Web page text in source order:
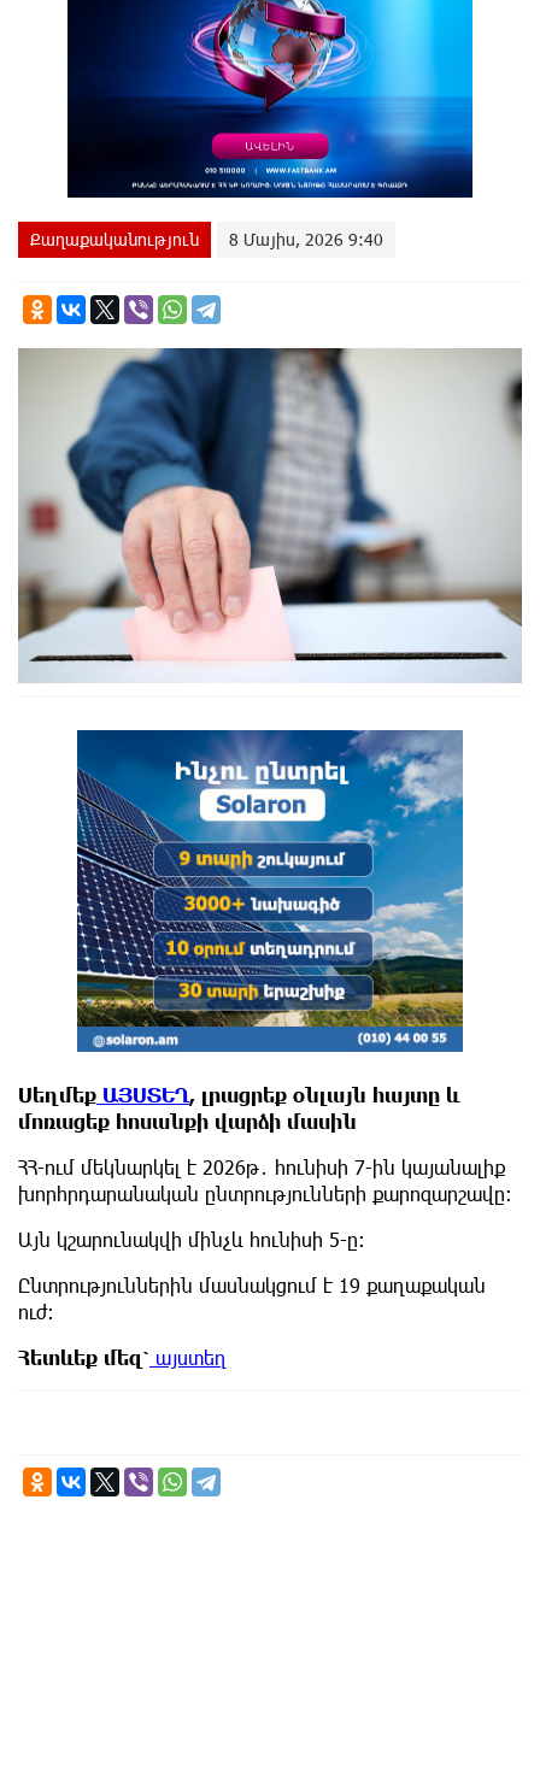
Քաղաքականություն 8 Մայիս, 2026 9:40
Սեղմեք ԱՅՍՏԵՂ, լրացրեք օնլայն հայտը և
մոռացեք հոսանքի վարձի մասին
ՀՀ-ում մեկնարկել է 2026թ․ հունիսի 7-ին կայանալիք
խորհրդարանական ընտրությունների քարոզարշավը։
Այն կշարունակվի մինչև հունիսի 5-ը։
Ընտրություններին մասնակցում է 19 քաղաքական
ուժ:
Հետևեք մեզ՝ այստեղ